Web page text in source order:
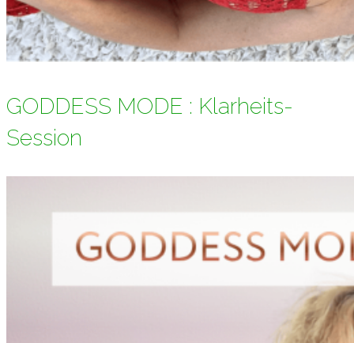
GODDESS MODE : Klarheits-
Session